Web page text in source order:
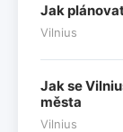
Jak
Vilnius
Jak se
města
Vilnius